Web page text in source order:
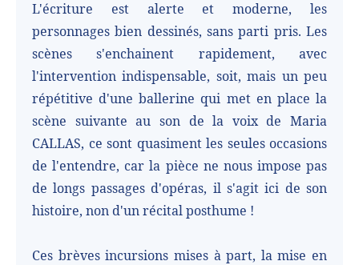
L'écriture est alerte et moderne, les
personnages bien dessinés, sans parti pris. Les
scènes s'enchainent rapidement, avec
l'intervention indispensable, soit, mais un peu
répétitive d'une ballerine qui met en place la
scène suivante au son de la voix de Maria
CALLAS, ce sont quasiment les seules occasions
de l'entendre, car la pièce ne nous impose pas
de longs passages d'opéras, il s'agit ici de son
histoire, non d'un récital posthume !
Ces brèves incursions mises à part, la mise en